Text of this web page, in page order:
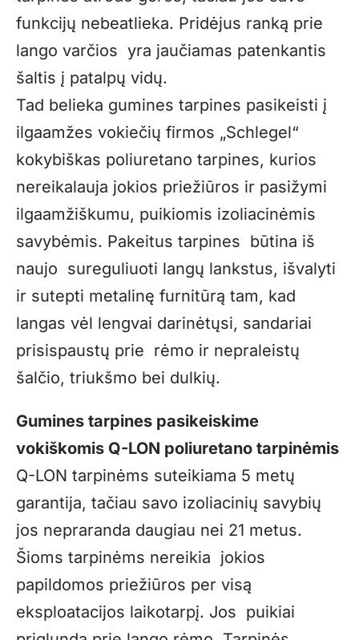
funkcijų nebeatlieka. Pridėjus ranką prie
lango varčios yra jaučiamas patenkantis
šaltis į patalpų vidų.
Tad belieka gumines tarpines pasikeisti į
ilgaamžes vokiečių firmos „Schlegel“
kokybiškas poliuretano tarpines, kurios
nereikalauja jokios priežiūros ir pasižymi
ilgaamžiškumu, puikiomis izoliacinėmis
savybėmis. Pakeitus tarpines būtina iš
naujo sureguliuoti langų lankstus, išvalyti
ir sutepti metalinę furnitūrą tam, kad
langas vėl lengvai darinėtųsi, sandariai
prisispaustų prie rėmo ir nepraleistų
šalčio, triukšmo bei dulkių.
Gumines tarpines pasikeiskime
vokiškomis Q-LON poliuretano tarpinėmis
Q-LON tarpinėms suteikiama 5 metų
garantija, tačiau savo izoliacinių savybių
jos nepraranda daugiau nei 21 metus.
Šioms tarpinėms nereikia jokios
papildomos priežiūros per visą
eksploatacijos laikotarpį. Jos puikiai